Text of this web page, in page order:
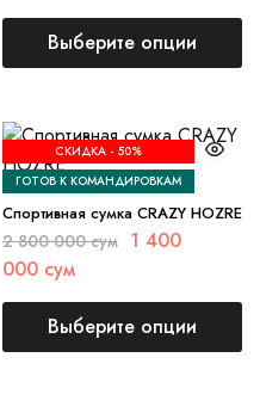
Выберите опции
СКИДКА - 50%
ГОТОВ К КОМАНДИРОВКАМ
Спортивная сумка CRAZY HOZRE
2 800 000сум 1 400
000 сум
Выберите опции